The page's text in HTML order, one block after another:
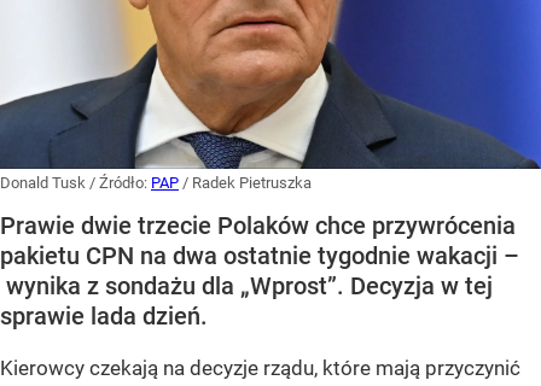
Donald Tusk / Źródło: PAP / Radek Pietruszka
Prawie dwie trzecie Polaków chce przywrócenia
pakietu CPN na dwa ostatnie tygodnie wakacji –
wynika z sondażu dla „Wprost”. Decyzja w tej
sprawie lada dzień.
Kierowcy czekają na decyzje rządu, które mają przyczynić